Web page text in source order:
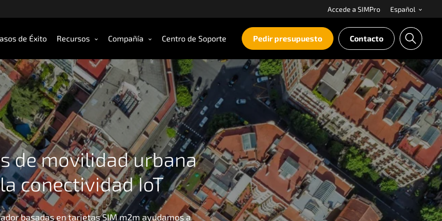
Accede a SIMPro Español
de Éxito Recursos Compañía Centro de Soporte Pedir presupuesto Contacto
B
s
a
r
de movilidad urbana
conectividad IoT
basadas en tarjetas SIM m2m ayudamos a